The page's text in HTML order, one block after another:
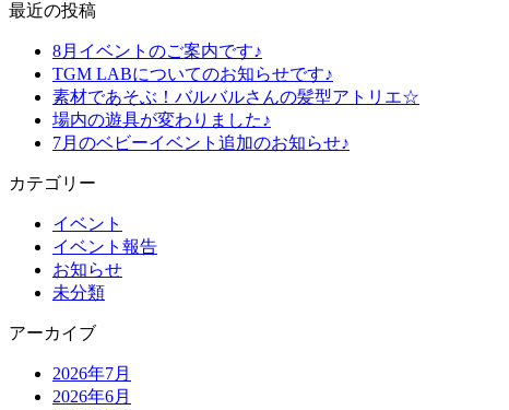
最近の投稿
8月イベントのご案内です♪
TGM LABについてのお知らせです♪
素材であそぶ！バルバルさんの髪型アトリエ☆
場内の遊具が変わりました♪
7月のベビーイベント追加のお知らせ♪
カテゴリー
イベント
イベント報告
お知らせ
未分類
アーカイブ
2026年7月
2026年6月